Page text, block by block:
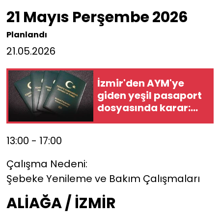
21 Mayıs Perşembe 2026
Planlandı
21.05.2026
İzmir'den AYM'ye
giden yeşil pasaport
dosyasında karar:
Belediye başkanları
13:00 - 17:00
Çalışma Nedeni:
Şebeke Yenileme ve Bakım Çalışmaları
ALİAĞA / İZMİR